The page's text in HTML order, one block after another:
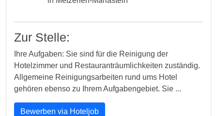
Zur Stelle:
Ihre Aufgaben: Sie sind für die Reinigung der
Hotelzimmer und Restauranträumlichkeiten zuständig.
Allgemeine Reinigungsarbeiten rund ums Hotel
gehören ebenso zu Ihrem Aufgabengebiet. Sie ...
Bewerben via Hoteljob